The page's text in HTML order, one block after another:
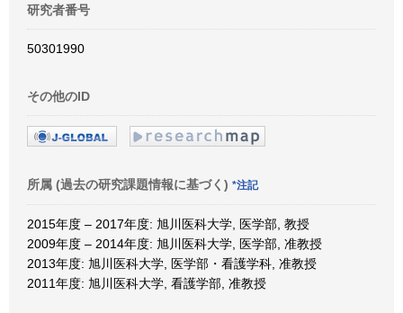
研究者番号
50301990
その他のID
所属 (過去の研究課題情報に基づく) *注記
2015年度 – 2017年度: 旭川医科大学, 医学部, 教授
2009年度 – 2014年度: 旭川医科大学, 医学部, 准教授
2013年度: 旭川医科大学, 医学部・看護学科, 准教授
2011年度: 旭川医科大学, 看護学部, 准教授